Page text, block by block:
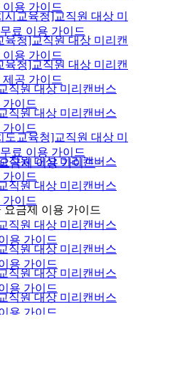
금제 이용 가이드
이용 가이드
교육청]교직원 대상 미
료 이용 가이드
육청]교직원 대상 미리캔
이용 가이드
육청]교직원 대상 미리캔
제공 가이드
직원 대상 미리캔버스
가이드
직원 대상 미리캔버스
가이드
교육청]교직원 대상 미
료 이용 가이드
직원 대상 미리캔버스
가이드
직원 대상 미리캔버스
가이드
요금제 이용 가이드
직원 대상 미리캔버스
용 가이드
직원 대상 미리캔버스
용 가이드
직원 대상 미리캔버스
용 가이드
직원 대상 미리캔버스
용 가이드